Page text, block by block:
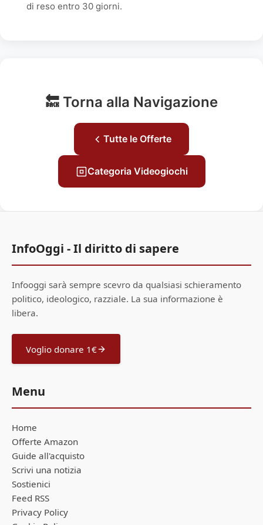
di reso entro 30 giorni.
🔙 Torna alla Navigazione
Tutte le Offerte
Categoria Videogiochi
InfoOggi - Il diritto di sapere
Infooggi sarà sempre scevro da qualsiasi schieramento
politico, ideologico, razziale. La sua informazione è
libera.
Voglio donare 1€
Menu
Home
Offerte Amazon
Guide all'acquisto
Scrivi una notizia
Sostienici
Feed RSS
Privacy Policy